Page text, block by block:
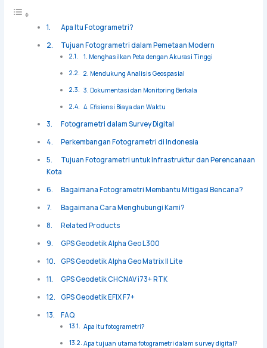
Apa Itu Fotogrametri?
Tujuan Fotogrametri dalam Pemetaan Modern
1. Menghasilkan Peta dengan Akurasi Tinggi
2. Mendukung Analisis Geospasial
3. Dokumentasi dan Monitoring Berkala
4. Efisiensi Biaya dan Waktu
Fotogrametri dalam Survey Digital
Perkembangan Fotogrametri di Indonesia
Tujuan Fotogrametri untuk Infrastruktur dan Perencanaan
Kota
Bagaimana Fotogrametri Membantu Mitigasi Bencana?
Bagaimana Cara Menghubungi Kami?
Related Products
GPS Geodetik Alpha Geo L300
GPS Geodetik Alpha Geo Matrix II Lite
GPS Geodetik CHCNAV i73+ RTK
GPS Geodetik EFIX F7+
FAQ
Apa itu fotogrametri?
Apa tujuan utama fotogrametri dalam survey digital?